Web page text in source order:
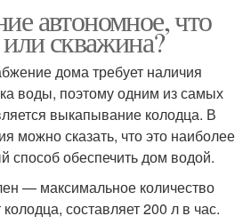
водопровод
Водоснабжения с
накопительным баком
Водоснабжения на даче
автономное, что
скважина?
дома требует наличия
воды, поэтому одним из самых
выкапывание колодца. В
можно сказать, что это наиболее
способ обеспечить дом водой.
— максимальное количество
составляет 200 л в час.